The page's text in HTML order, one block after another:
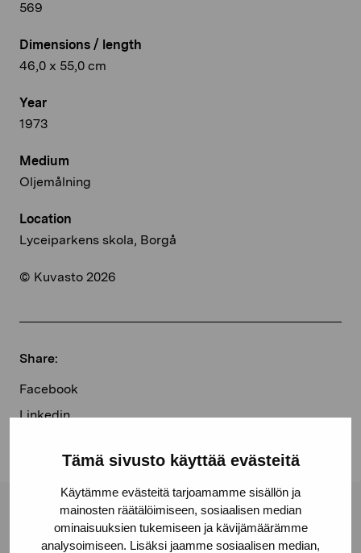
Tämä sivusto käyttää evästeitä
Käytämme evästeitä tarjoamamme sisällön ja
mainosten räätälöimiseen, sosiaalisen median
ominaisuuksien tukemiseen ja kävijämäärämme
analysoimiseen. Lisäksi jaamme sosiaalisen median,
569
Dimensions / length
46,0 x 55,0 cm
Year
1973
Medium
Oljemålning
Location
Lyceiparkens skola, Borgå
© Kuvasto 2026
Share:
Facebook
Linkedin
Pro Artibus Foundation